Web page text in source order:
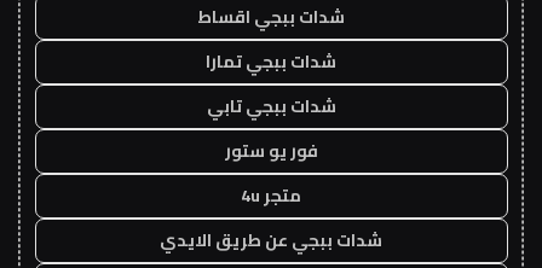
شدات ببجي اقساط
شدات ببجي تمارا
شدات ببجي تابي
فور يو ستور
متجر 4u
شدات ببجي عن طريق الايدي